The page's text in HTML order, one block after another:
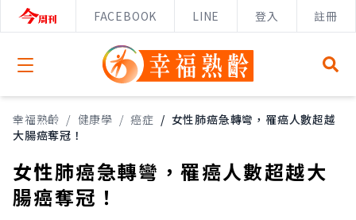
FACEBOOK LINE 登入 註冊
Open menu
幸福熟齡 / 健康學 / 癌症 / 女性肺癌急轉彎，罹癌人數超越
大腸癌奪冠！
女性肺癌急轉彎，罹癌人數超越大
腸癌奪冠！